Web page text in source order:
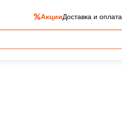
АкцииДоставка и оплата